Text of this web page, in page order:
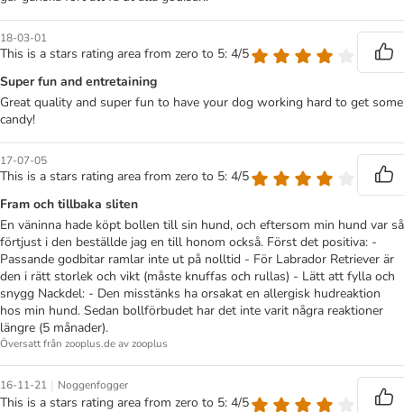
18-03-01
This is a stars rating area from zero to 5: 4/5
Super fun and entretaining
Great quality and super fun to have your dog working hard to get some
candy!
17-07-05
This is a stars rating area from zero to 5: 4/5
Fram och tillbaka sliten
En väninna hade köpt bollen till sin hund, och eftersom min hund var så
förtjust i den beställde jag en till honom också. Först det positiva: -
Passande godbitar ramlar inte ut på nolltid - För Labrador Retriever är
den i rätt storlek och vikt (måste knuffas och rullas) - Lätt att fylla och
snygg Nackdel: - Den misstänks ha orsakat en allergisk hudreaktion
hos min hund. Sedan bollförbudet har det inte varit några reaktioner
längre (5 månader).
Översatt från zooplus.de av zooplus
16-11-21 | Noggenfogger
This is a stars rating area from zero to 5: 4/5